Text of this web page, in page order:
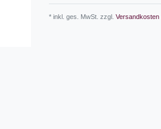
* inkl. ges. MwSt. zzgl. Versandkosten